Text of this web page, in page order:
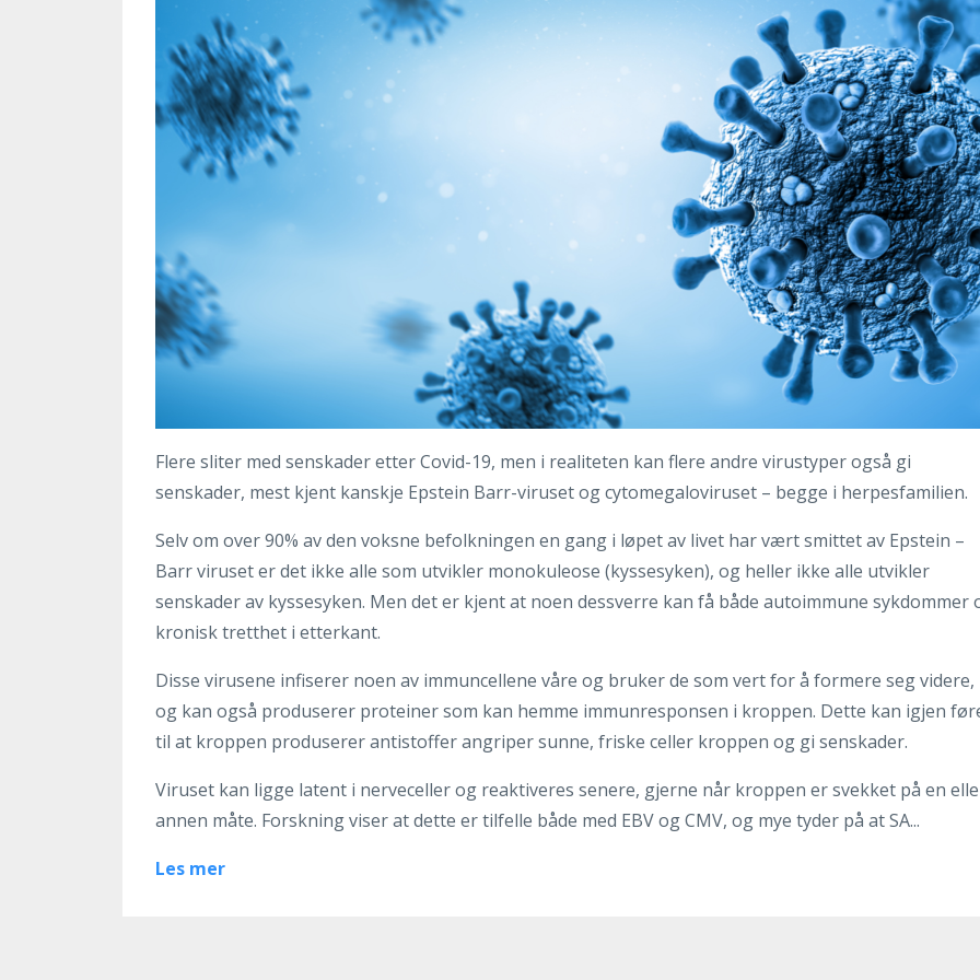
Flere sliter med senskader etter Covid-19, men i realiteten kan flere andre virustyper også gi
senskader, mest kjent kanskje Epstein Barr-viruset og cytomegaloviruset – begge i herpesfamilien.
Selv om over 90% av den voksne befolkningen en gang i løpet av livet har vært smittet av Epstein –
Barr viruset er det ikke alle som utvikler monokuleose (kyssesyken), og heller ikke alle utvikler
senskader av kyssesyken. Men det er kjent at noen dessverre kan få både autoimmune sykdommer
kronisk tretthet i etterkant.
Disse virusene infiserer noen av immuncellene våre og bruker de som vert for å formere seg videre,
og kan også produserer proteiner som kan hemme immunresponsen i kroppen. Dette kan igjen
til at kroppen produserer antistoffer angriper sunne, friske celler kroppen og gi senskader.
Viruset kan ligge latent i nerveceller og reaktiveres senere, gjerne når kroppen er svekket på en
annen måte. Forskning viser at dette er tilfelle både med EBV og CMV, og mye tyder på at SA...
Les mer